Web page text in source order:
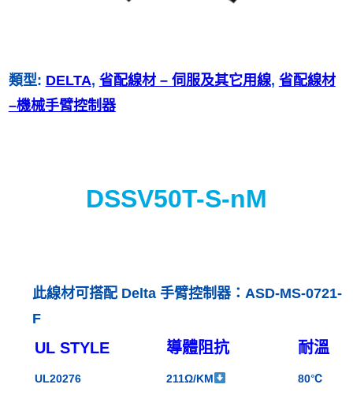
類型: DELTA, 省配線材 – 伺服及其它用線, 省配線材
–機械手臂控制器
DSSV50T-S-nM
此線材可搭配 Delta 手臂控制器：ASD-MS-0721-
F
UL STYLE 導體阻抗 耐溫
UL20276 211Ω/KM 80℃